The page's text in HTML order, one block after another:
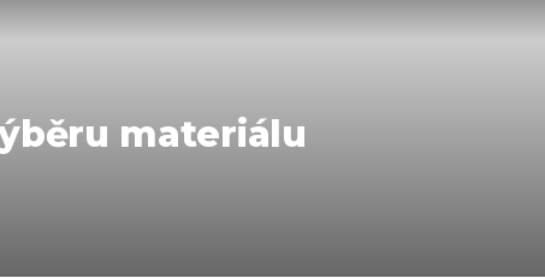
materiálu